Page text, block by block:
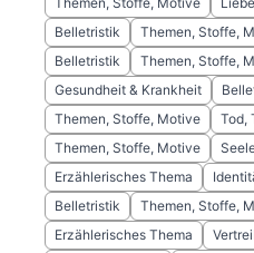
Belletristik
Themen, Stoffe,
Belletristik
Themen, Stoffe,
Gesundheit & Krankheit
Themen, Stoffe, Motive
Tod,
Themen, Stoffe, Motive
Erzählerisches Thema
Belletristik
Themen, Stoffe,
Erzählerisches Thema